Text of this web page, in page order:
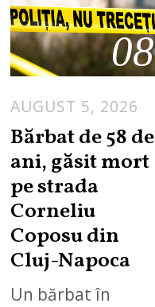
08
AUGUST 5, 2026
Bărbat de 58 de
ani, găsit mort
pe strada
Corneliu
Coposu din
Cluj-Napoca
Un bărbat în